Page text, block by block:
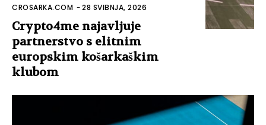
CROSARKA.COM -28 SVIBNJA, 2026
Crypto4me najavljuje
partnerstvo s elitnim
europskim košarkaškim
klubom